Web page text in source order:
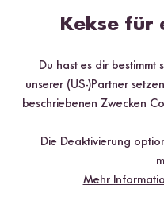
*Das Digitale Rezeptbuch wird dir
Kekse für
Du hast es dir
unserer (US-)Partner
beschriebenen Zwecken
Die Deaktivierung
Mehr